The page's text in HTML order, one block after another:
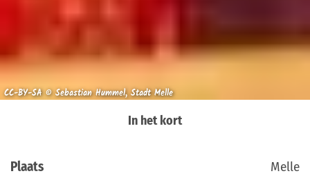
CC-BY-SA © Sebastian Hummel, Stadt Melle
In het kort
Plaats Melle